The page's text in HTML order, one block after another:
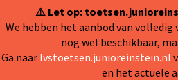
⚠️ Let op:
We hebben het aanbod van volledig
nog wel beschikbaar,
Ga naar lvstoetsen.junioreinstein.nl
en het actuele